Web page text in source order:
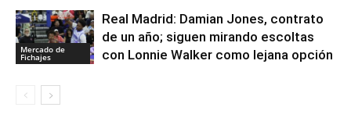
Mercado de
Fichajes
Real Madrid: Damian Jones, contrato
de un año; siguen mirando escoltas
con Lonnie Walker como lejana opción